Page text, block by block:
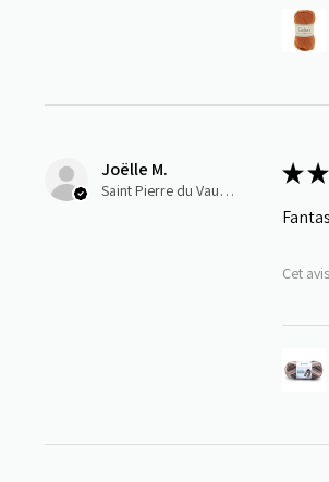
Joëlle M.
Saint Pierre du Vauvray, Normandie
★★
Cet